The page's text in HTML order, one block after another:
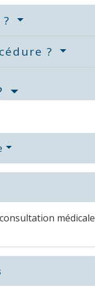
?
médicale